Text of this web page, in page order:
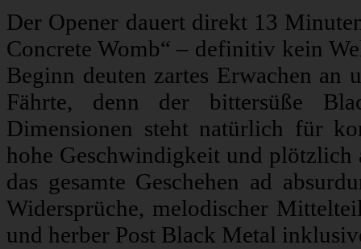
Der Opener dauert direkt 13
Concrete Womb“ – definitiv kein
Beginn deuten zartes Erwachen an
Fährte, denn der bittersüße
Dimensionen steht natürlich für
hohe Geschwindigkeit und plötzlich
das gesamte Geschehen ad
Widersprüche, melodischer
und herber Post Black Metal